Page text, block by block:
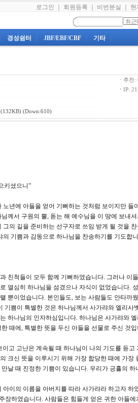
로그인 회원등록 비번분실 현
경성쉼터 JBF/EBF/CBF 기타
(132KB) (Down:610)
ㆍ추천:
ㆍ IP:
키셨으니”
년에 아들을 얻어 기뻐하는 것처럼 보이지만 들
께서 구원의 뿔, 돋는 해 예수님을 이 땅에 보내
의 길을 준비하는 선구자로 쓰임 받게 될 것을
기쁨과 감동으로 하나님을 찬송하기를 기도합
친척들이 모두 함께 기뻐하였습니다. 그러나 이
열심히 하나님을 섬겼으나 자식이 없었습니다.
뿐이었습니다. 본인들도, 보는 사람들도 안타까
쁨이 특별한 것은 하나님께서 사가랴와 엘리사
하나님의 인자하심입니다. 하나님은 사가랴와
때에, 특별한 뜻을 두신 아들을 선물로 주신 것
고 고난은 계속될 때 하나님이 나의 기도를 듣고
크신 뜻을 이루시기 위해 가장 합당한 때에 가장
날 때 진정한 기쁨이 있습니다. 우리가 긍휼의 하
이의 이름을 아버지를 따라 사가랴라 하고자 하
장하였습니다. 사람들은 힘들게 얻은 귀한 아들